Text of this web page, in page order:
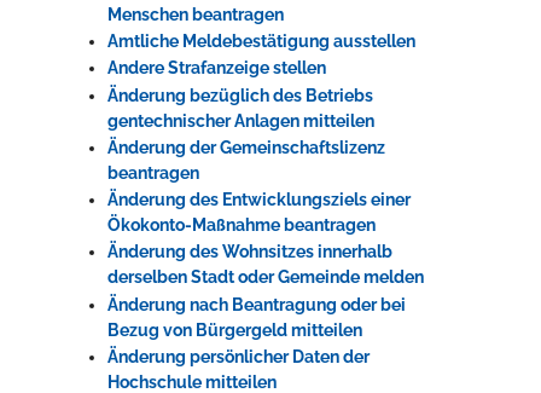
Menschen beantragen
Amtliche Meldebestätigung ausstellen
Andere Strafanzeige stellen
Änderung bezüglich des Betriebs
gentechnischer Anlagen mitteilen
Änderung der Gemeinschaftslizenz
beantragen
Änderung des Entwicklungsziels einer
Ökokonto-Maßnahme beantragen
Änderung des Wohnsitzes innerhalb
derselben Stadt oder Gemeinde melden
Änderung nach Beantragung oder bei
Bezug von Bürgergeld mitteilen
Änderung persönlicher Daten der
Hochschule mitteilen